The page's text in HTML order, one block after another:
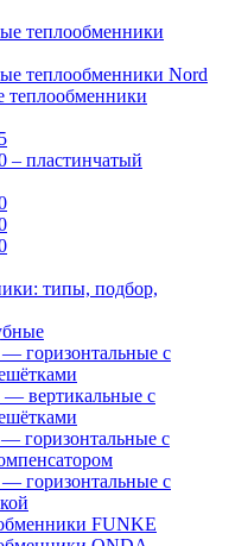
теплообменники
теплообменники Nord
теплообменники
– пластинчатый
типы, подбор,
горизонтальные с
вертикальные с
горизонтальные с
горизонтальные с
FUNKE